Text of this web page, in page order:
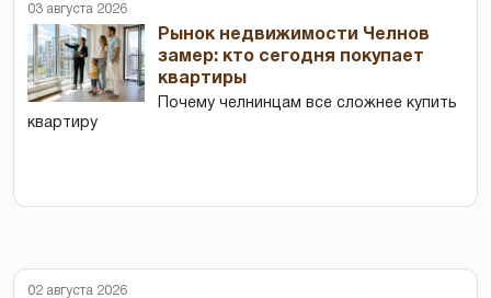
03 августа 2026
Рынок недвижимости Челнов
замер: кто сегодня покупает
квартиры
Почему челнинцам все сложнее купить
квартиру
02 августа 2026